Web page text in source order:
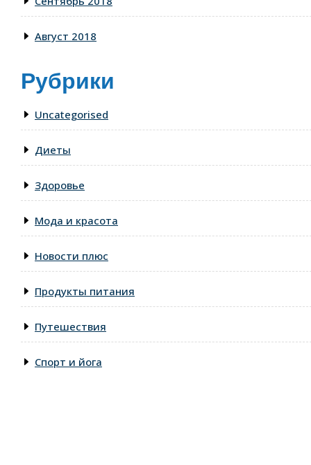
Август 2018
Рубрики
Uncategorised
Диеты
Здоровье
Мода и красота
Новости плюс
Продукты питания
Путешествия
Спорт и йога